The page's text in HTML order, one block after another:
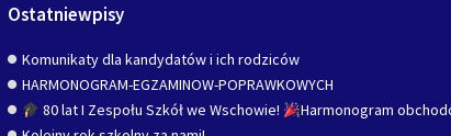
Ostatniewpisy
Komunikaty dla kandydatów i ich rodziców
HARMONOGRAM-EGZAMINOW-POPRAWKOWYCH
80 lat I Zespołu Szkół we Wschowie!
Harmonogram